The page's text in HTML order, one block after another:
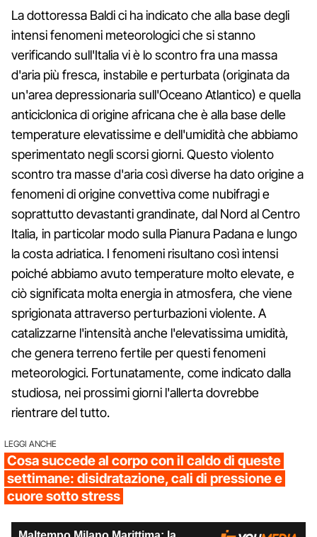
La dottoressa Baldi ci ha indicato che alla base degli
intensi fenomeni meteorologici che si stanno
verificando sull'Italia vi è lo scontro fra una massa
d'aria più fresca, instabile e perturbata (originata da
un'area depressionaria sull'Oceano Atlantico) e quella
anticiclonica di origine africana che è alla base delle
temperature elevatissime e dell'umidità che abbiamo
sperimentato negli scorsi giorni. Questo violento
scontro tra masse d'aria così diverse ha dato origine a
fenomeni di origine convettiva come nubifragi e
soprattutto devastanti grandinate, dal Nord al Centro
Italia, in particolar modo sulla Pianura Padana e lungo
la costa adriatica. I fenomeni risultano così intensi
poiché abbiamo avuto temperature molto elevate, e
ciò significata molta energia in atmosfera, che viene
sprigionata attraverso perturbazioni violente. A
catalizzarne l'intensità anche l'elevatissima umidità,
che genera terreno fertile per questi fenomeni
meteorologici. Fortunatamente, come indicato dalla
studiosa, nei prossimi giorni l'allerta dovrebbe
rientrare del tutto.
LEGGI ANCHE
Cosa succede al corpo con il caldo di queste
settimane: disidratazione, cali di pressione e
cuore sotto stress